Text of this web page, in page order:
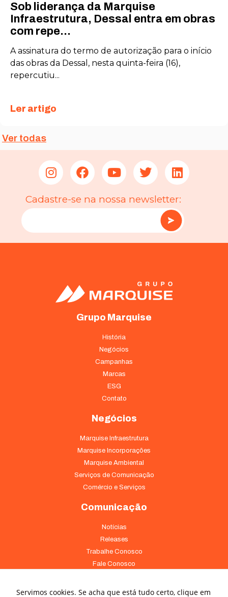
Sob liderança da Marquise
Infraestrutura, Dessal entra em obras
com repe...
A assinatura do termo de autorização para o início
das obras da Dessal, nesta quinta-feira (16),
repercutiu...
Ler artigo
Ver todas
Cadastre-se na nossa newsletter:
Grupo Marquise
História
Negócios
Campanhas
Marcas
ESG
Contato
Negócios
Marquise Infraestrutura
Marquise Incorporações
Marquise Ambiental
Serviços de Comunicação
Comércio e Serviços
Comunicação
Notícias
Releases
Trabalhe Conosco
Fale Conosco
Servimos cookies. Se acha que está tudo certo, clique em
necessários
para o